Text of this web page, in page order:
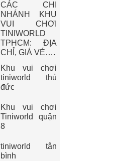
CÁC CHI
NHÁNH KHU
VUI CHƠI
TINIWORLD
TPHCM: ĐỊA
CHỈ, GIÁ VÉ….
Khu vui chơi
tiniworld thủ
đức
Khu vui chơi
Tiniworld quận
8
tiniworld tân
bình